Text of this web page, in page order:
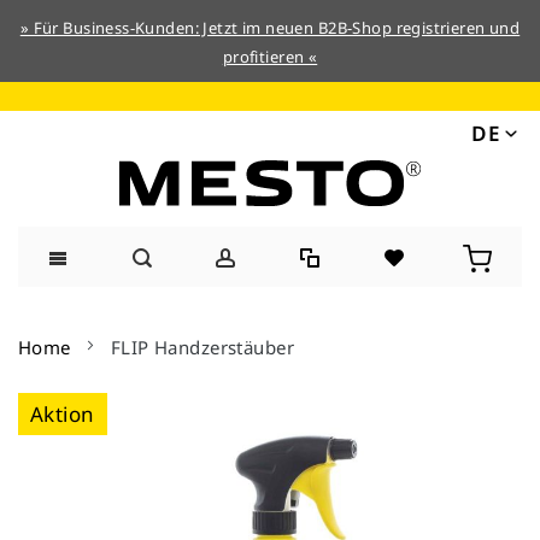
» Für Business-Kunden: Jetzt im neuen B2B-Shop registrieren und
profitieren «
DE
Inhalt
Home FLIP Handzerstäuber
Zum
Ende
Aktion